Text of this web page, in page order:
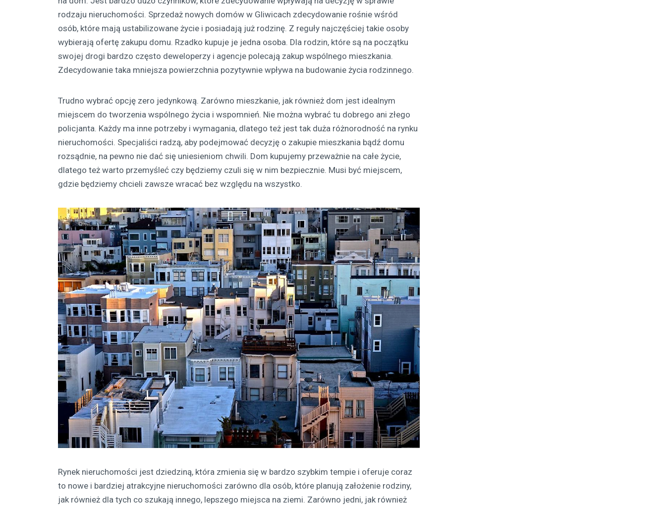
rodzaju nieruchomości. Sprzedaż nowych domów w Gliwicach zdecydowanie rośnie wśród
osób, które mają ustabilizowane życie i posiadają już rodzinę. Z reguły najczęściej takie osoby
wybierają ofertę zakupu domu. Rzadko kupuje je jedna osoba. Dla rodzin, które są na początku
swojej drogi bardzo często deweloperzy i agencje polecają zakup wspólnego mieszkania.
Zdecydowanie taka mniejsza powierzchnia pozytywnie wpływa na budowanie życia rodzinnego.
Trudno wybrać opcję zero jedynkową. Zarówno mieszkanie, jak również dom jest idealnym
miejscem do tworzenia wspólnego życia i wspomnień. Nie można wybrać tu dobrego ani złego
policjanta. Każdy ma inne potrzeby i wymagania, dlatego też jest tak duża różnorodność na rynku
nieruchomości. Specjaliści radzą, aby podejmować decyzję o zakupie mieszkania bądź domu
rozsądnie, na pewno nie dać się uniesieniom chwili. Dom kupujemy przeważnie na całe życie,
dlatego też warto przemyśleć czy będziemy czuli się w nim bezpiecznie. Musi być miejscem,
gdzie będziemy chcieli zawsze wracać bez względu na wszystko.
Rynek nieruchomości jest dziedziną, która zmienia się w bardzo szybkim tempie i oferuje coraz
to nowe i bardziej atrakcyjne nieruchomości zarówno dla osób, które planują założenie rodziny,
jak również dla tych co szukają innego, lepszego miejsca na ziemi. Zarówno jedni, jak również